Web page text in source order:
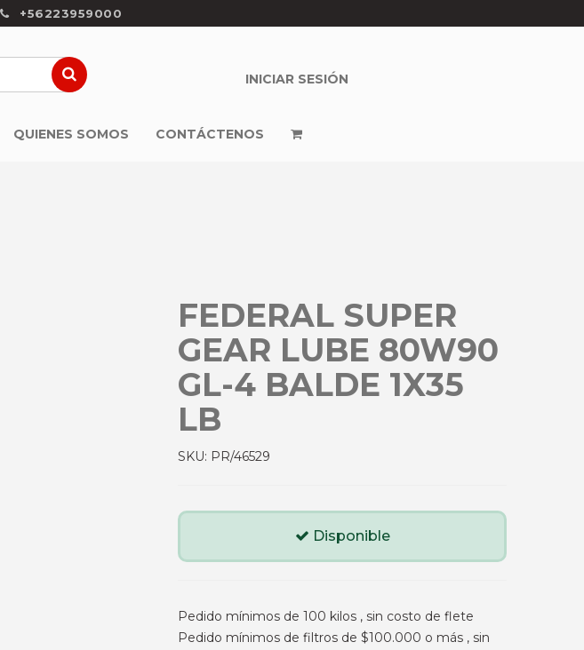
+56223959000
INICIAR SESIÓN
QUIENES SOMOS CONTÁCTENOS
FEDERAL SUPER
GEAR LUBE 80W90
GL-4 BALDE 1X35
LB
SKU: PR/46529
Disponible
Pedido mínimos de 100 kilos , sin costo de flete
Pedido mínimos de filtros de $100.000 o más , sin